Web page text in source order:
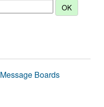
Message Boards